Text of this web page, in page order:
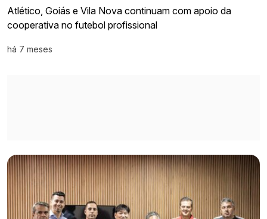
Atlético, Goiás e Vila Nova continuam com apoio da
cooperativa no futebol profissional
há 7 meses